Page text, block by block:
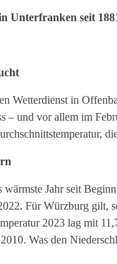
Unterfranken seit
Wetterdienst in
– und vor allem im
wärmste Jahr seit
Für Würzburg gilt,
2023 lag mit
Was den